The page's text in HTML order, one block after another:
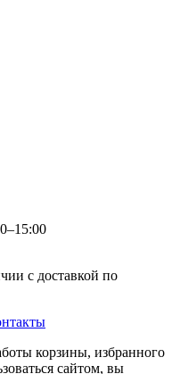
с доставкой по
корзины, избранного
сайтом, вы